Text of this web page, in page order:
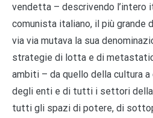
vendetta – descrivendo l’intero
comunista italiano, il più grande
via via mutava la sua
strategie di lotta e di
ambiti – da quello della cultura
degli enti e di tutti i settori
tutti gli spazi di potere, di